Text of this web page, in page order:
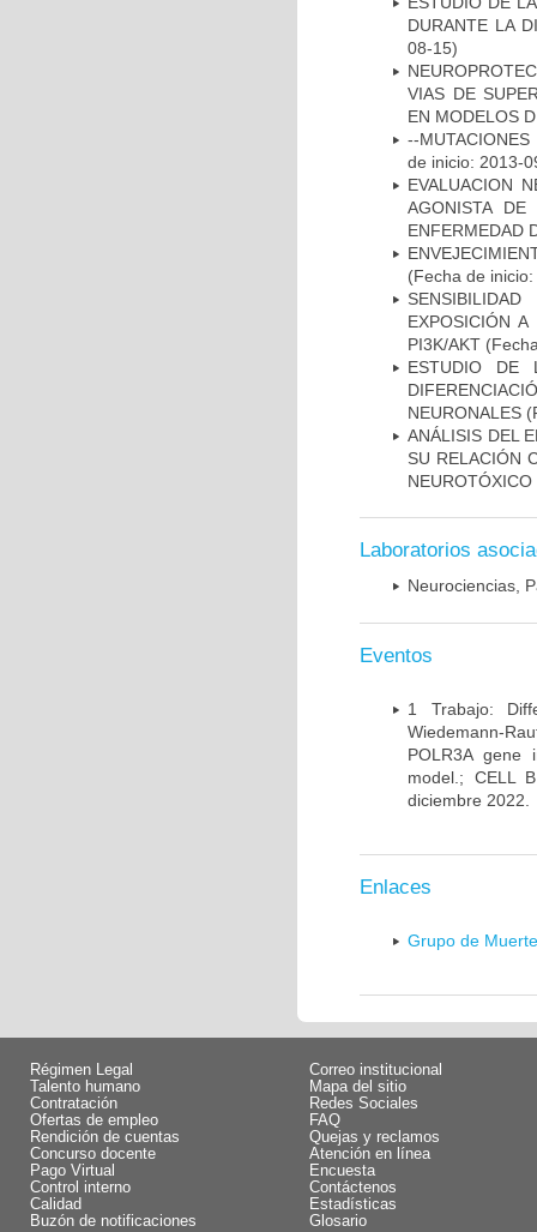
DURANTE LA
08-15)
VIAS DE
EN MODELOS
--
de inicio: 2013-
EVALUACION
AGONISTA
ENFERMEDAD
(Fecha de
EXPOSICIÓN
PI3K/AKT
ESTUDIO DE
NEURONALES
ANÁLISIS DEL
SU RELACIÓN
NEUROTÓXICO
Laboratorios
Neurociencias,
Eventos
1 Trabajo:
Wiedemann-
POLR3A gene
model.; CELL
diciembre 2022.
Enlaces
Grupo de
Régimen Legal
Talento humano
Contratación
Ofertas de empleo
Rendición de cuentas
Concurso docente
Pago Virtual
Control interno
Calidad
Buzón de notificaciones
Correo institucional
Mapa del sitio
Redes Sociales
FAQ
Quejas y reclamos
Atención en línea
Encuesta
Contáctenos
Estadísticas
Glosario